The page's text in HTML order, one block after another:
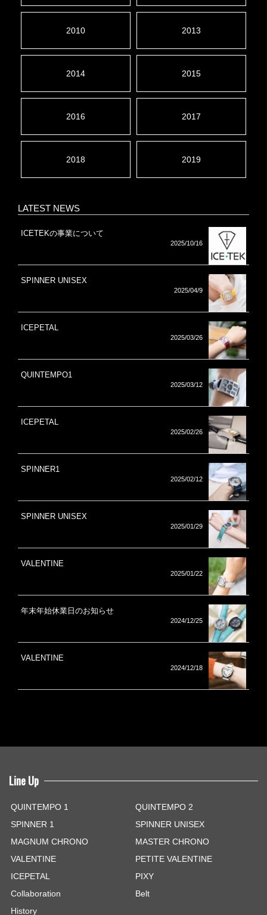
2010 2013
2014 2015
2016 2017
2018 2019
LATEST NEWS
ICETEKの事業について
2025/10/16
SPINNER UNISEX
2025/04/9
ICEPETAL
2025/03/26
QUINTEMPO1
2025/03/12
ICEPETAL
2025/02/26
SPINNER1
2025/02/12
SPINNER UNISEX
2025/01/29
VALENTINE
2025/01/22
年末年始休業日のお知らせ
2024/12/25
VALENTINE
2024/12/18
Line Up
QUINTEMPO 1
QUINTEMPO 2
SPINNER 1
SPINNER UNISEX
MAGNUM CHRONO
MASTER CHRONO
VALENTINE
PETITE VALENTINE
ICEPETAL
PIXY
Collaboration
Belt
History